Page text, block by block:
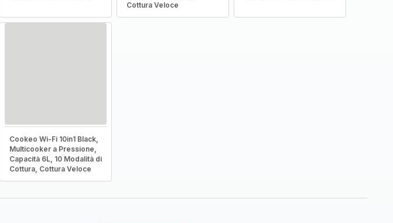
Cottura Veloce
Cookeo Wi-Fi 10in1 Black,
Multicooker a Pressione,
Capacità 6L, 10 Modalità di
Cottura, Cottura Veloce